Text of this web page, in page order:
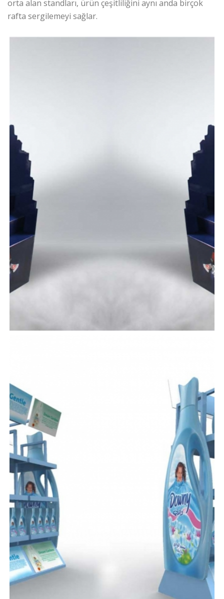
orta alan standları, ürün çeşitliliğini aynı anda birçok
rafta sergilemeyi sağlar.